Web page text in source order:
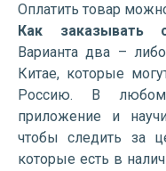
Оплатить товар
Как заказывать
Варианта два –
Китае, которые
Россию. В любом
приложение и
чтобы следить за
которые есть в